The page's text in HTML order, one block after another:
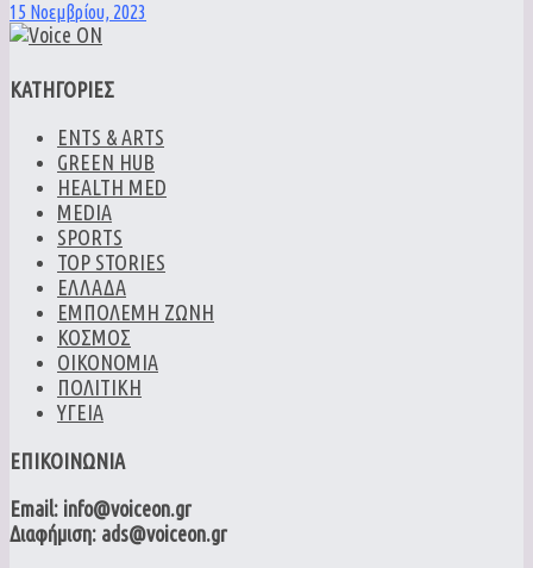
15 Νοεμβρίου, 2023
ΚΑΤΗΓΟΡΙΕΣ
ENTS & ARTS
GREEN HUB
HEALTH MED
MEDIA
SPORTS
TOP STORIES
ΕΛΛΑΔΑ
ΕΜΠΟΛΕΜΗ ΖΩΝΗ
ΚΟΣΜΟΣ
ΟΙΚΟΝΟΜΙΑ
ΠΟΛΙΤΙΚΗ
ΥΓΕΙΑ
ΕΠΙΚΟΙΝΩΝΙΑ
Email: info@voiceon.gr
Διαφήμιση: ads@voiceon.gr